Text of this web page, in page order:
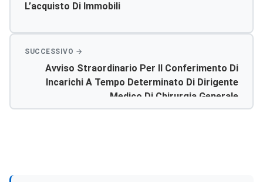
L’acquisto Di Immobili
Avviso Straordinario Per Il Conferimento Di
Incarichi A Tempo Determinato Di Dirigente
Medico Di Chirurgia Generale